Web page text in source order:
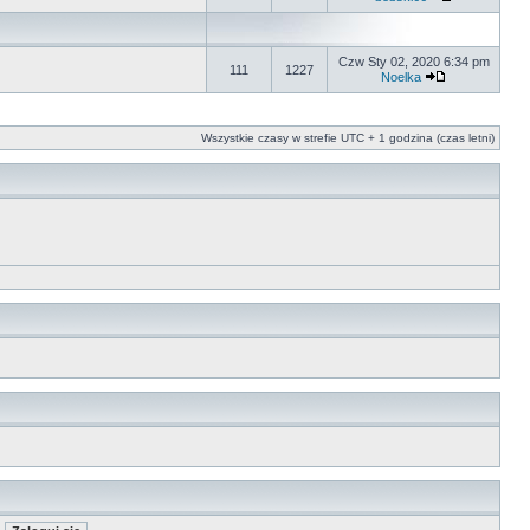
111 1227
Czw Sty 02, 2020 6:34 pm
Noelka
Wszystkie czasy w strefie UTC + 1 godzina (czas letni)